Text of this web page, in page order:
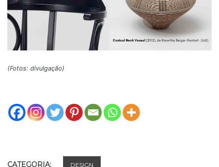
(Fotos: divulgação)
CATEGORIA: DESIGN